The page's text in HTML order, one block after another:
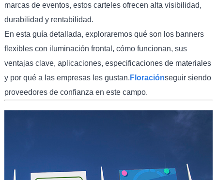
marcas de eventos, estos carteles ofrecen alta visibilidad,
durabilidad y rentabilidad.
En esta guía detallada, exploraremos qué son los banners
flexibles con iluminación frontal, cómo funcionan, sus
ventajas clave, aplicaciones, especificaciones de materiales
y por qué a las empresas les gustan. Floraciónseguir siendo
proveedores de confianza en este campo.